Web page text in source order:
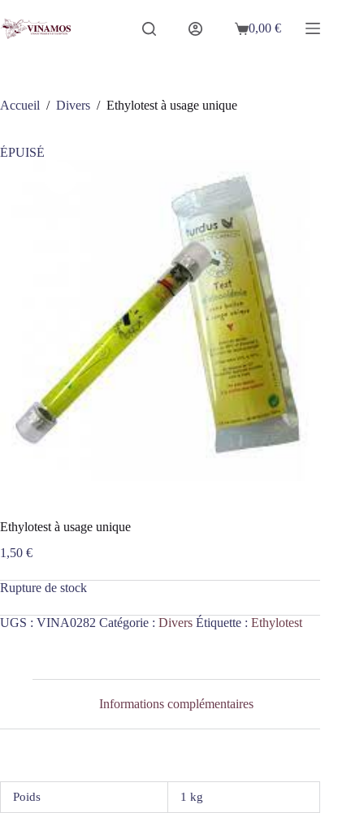
au
contenu
Panier
0,00€
Accueil / Divers / Ethylotest à usage unique
ÉPUISÉ
Ethylotest à usage unique
1,50 €
Rupture de stock
UGS : VINA0282 Catégorie : Divers Étiquette : Ethylotest
Informations complémentaires
Poids 1 kg